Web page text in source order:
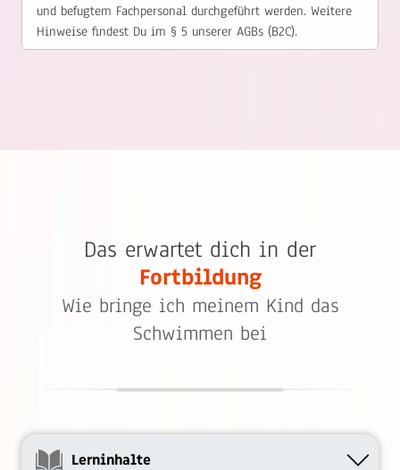
und befugtem Fachpersonal durchgeführt werden. Weitere
Hinweise findest Du im § 5 unserer AGBs (B2C).
Das erwartet dich in der
Fortbildung
Wie bringe ich meinem Kind das
Schwimmen bei
Lerninhalte